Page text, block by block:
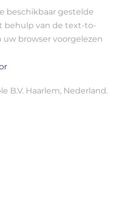
beschikbaar gestelde
behulp van de text-to-
browser voorgelezen
B.V. Haarlem, Nederland.